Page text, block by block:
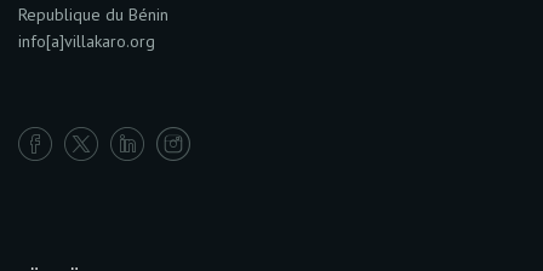
Republique du Bénin
info[a]villakaro.org